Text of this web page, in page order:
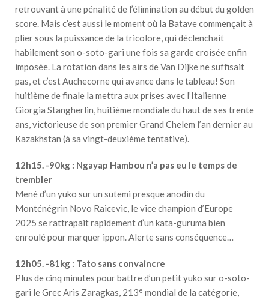
retrouvant à une pénalité de l’élimination au début du golden
score. Mais c’est aussi le moment où la Batave commençait à
plier sous la puissance de la tricolore, qui déclenchait
habilement son o-soto-gari une fois sa garde croisée enfin
imposée. La rotation dans les airs de Van Dijke ne suffisait
pas, et c’est Auchecorne qui avance dans le tableau! Son
huitième de finale la mettra aux prises avec l’Italienne
Giorgia Stangherlin, huitième mondiale du haut de ses trente
ans, victorieuse de son premier Grand Chelem l’an dernier au
Kazakhstan (à sa vingt-deuxième tentative).
12h15. -90kg : Ngayap Hambou n’a pas eu le temps de
trembler
Mené d’un yuko sur un sutemi presque anodin du
Monténégrin Novo Raicevic, le vice champion d’Europe
2025 se rattrapait rapidement d’un kata-guruma bien
enroulé pour marquer ippon. Alerte sans conséquence…
12h05. -81kg : Tato sans convaincre
Plus de cinq minutes pour battre d’un petit yuko sur o-soto-
gari le Grec Aris Zaragkas, 213e mondial de la catégorie,